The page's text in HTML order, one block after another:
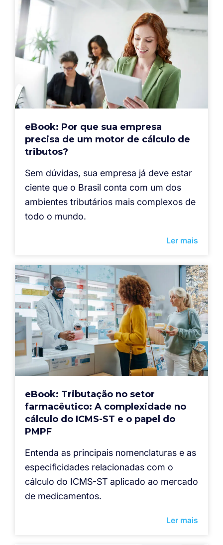
eBook: Por que sua empresa
precisa de um motor de cálculo de
tributos?
Sem dúvidas, sua empresa já deve estar
ciente que o Brasil conta com um dos
ambientes tributários mais complexos de
todo o mundo.
Ler mais
eBook: Tributação no setor
farmacêutico: A complexidade no
cálculo do ICMS-ST e o papel do
PMPF
Entenda as principais nomenclaturas e as
especificidades relacionadas com o
cálculo do ICMS-ST aplicado ao mercado
de medicamentos.
Ler mais